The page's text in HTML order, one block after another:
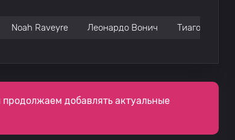
Noah Raveyre Леонардо Вонич Тиаго Андраде
добавлять актуальные